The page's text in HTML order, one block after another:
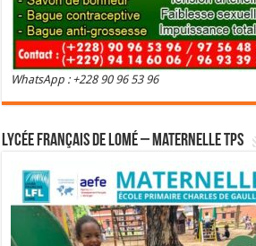
WhatsApp : +228 90 96 53 96
Lycée Français de Lomé – Maternelle TPS